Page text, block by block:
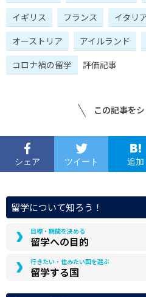
イギリス
フランス イタリ
オーストリア
アイルランド
コロナ禍の留学
評価記事
この記事を
シェア ツイート 追加
留学について知ろう！
目標・期間を決める
留学への目的
行きたい・住みたい国を選ぶ
留学する国